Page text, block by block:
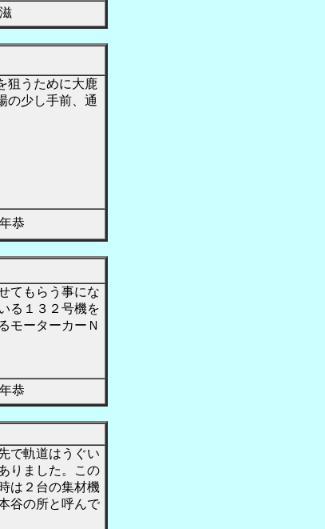
狙うために大鹿
の少し手前、通
恭
てもらう事にな
る１３２号機を
モーターカーＮ
恭
で軌道はうぐい
りました。この
は２台の集材機
谷の所と呼んで